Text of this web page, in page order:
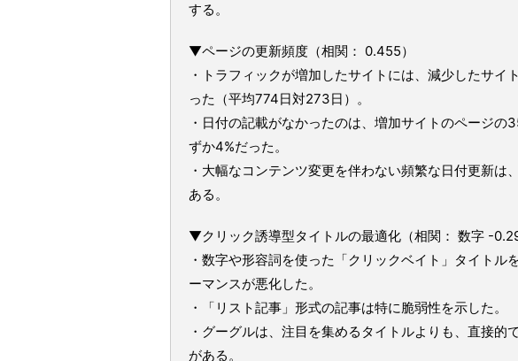
する。
▼ページの更新頻度（相関： 0.455）
・トラフィックが増加したサイトには、減少したサイ
った（平均774日対273日）。
・日付の記載がなかったのは、増加サイトのページの
ずか4%だった。
・大幅なコンテンツ変更を伴わない頻繁な日付更新は
ある。
▼クリック誘導型タイトルの最適化（相関： 数字 -
・数字や形容詞を使った「クリックベイト」タイトル
ーマンスが悪化した。
・「リスト記事」形式の記事は特に脆弱性を示した。
・グーグルは、注目を集めるタイトルよりも、直接的
がある。